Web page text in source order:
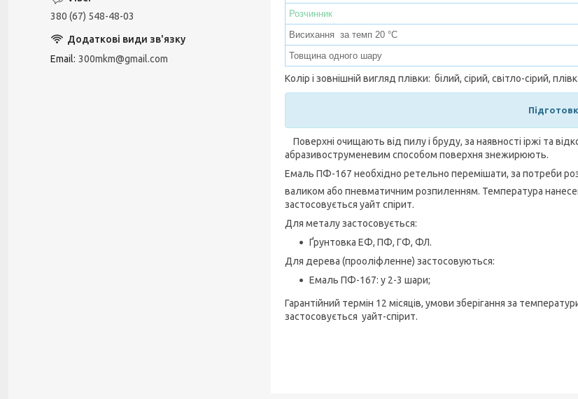
Розчинник
Висихання за темп 20 °C
Товщина одного шару
Колір і зовнішній вигляд плівки: білий, сірий, світло-сірий,
Поверхні очищають від пилу і бруду, за наявності іржі та
абразивоструменевим способом поверхня знежирюють.
Емаль ПФ-167 необхідно ретельно перемішати, за потреби
валиком або пневматичним розпиленням. Температура
застосовується уайт спірит.
Для металу застосовується:
Ґрунтовка ЕФ, ПФ, ГФ, ФЛ.
Для дерева (прооліфленне) застосовуються:
Емаль ПФ-167: у 2-3 шари;
Гарантійний термін 12 місяців, умови зберігання за
застосовується уайт-спірит.
380 (67) 548-48-03
Email 300mkm@gmail.com